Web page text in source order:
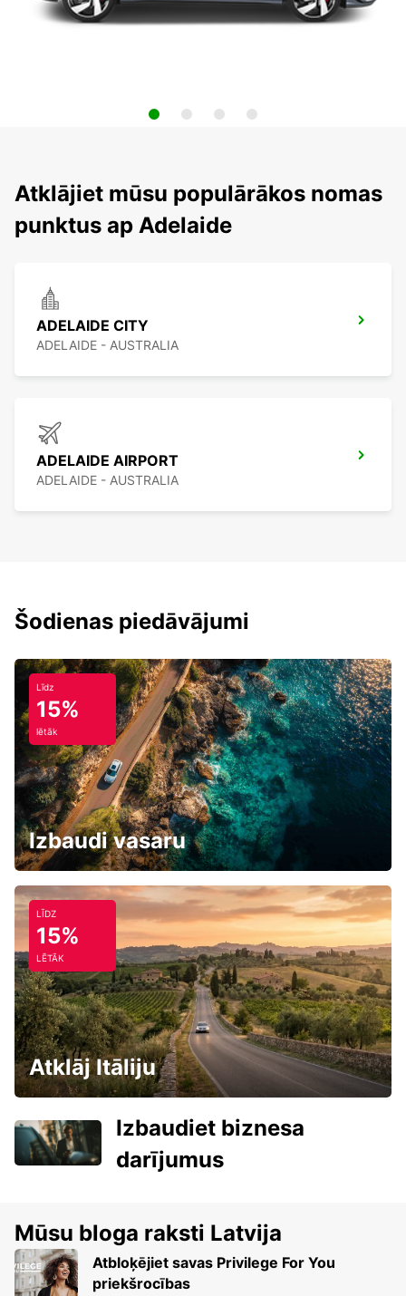
Atklājiet mūsu populārākos nomas
punktus ap Adelaide
ADELAIDE CITY
ADELAIDE - AUSTRALIA
ADELAIDE AIRPORT
ADELAIDE - AUSTRALIA
Šodienas piedāvājumi
Līdz
15%
lētāk
Izbaudi vasaru
LĪDZ
15%
LĒTĀK
Atklāj Itāliju
Izbaudiet biznesa
darījumus
Mūsu bloga raksti Latvija
Atbloķējiet savas Privilege For You
priekšrocības